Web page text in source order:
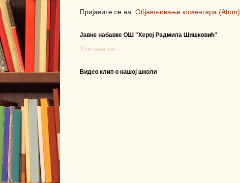
Пријавите се на: Објављивање коментара (Atom)
Јавне набавке ОШ "Херој Радмила Шишковић"
Учитава се...
Видео клип о нашој школи